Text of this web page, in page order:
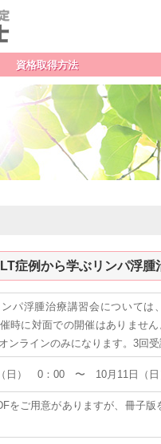
資格取得方法
受験資格
受験申込み方法
合格後の流れ
受験書類ダウンロード
認定
症例から学ぶリンパ浮
パ浮腫治療講習会については
時に対面での開催はありませ
ンラインのみになります。3回受
（日） 0：00 〜 10月11日（
をご用意がありますが、冊子